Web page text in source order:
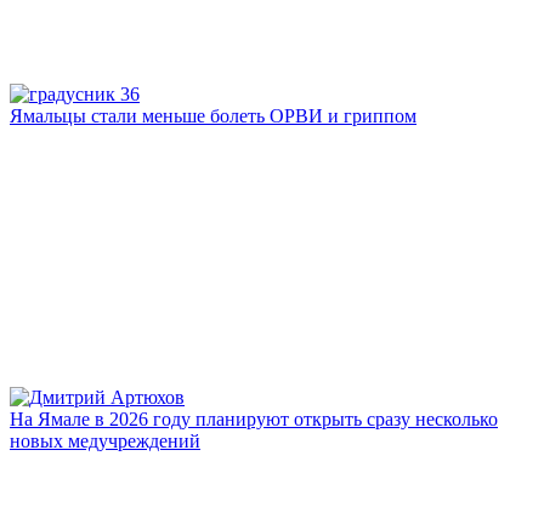
Ямальцы стали меньше болеть ОРВИ и гриппом
На Ямале в 2026 году планируют открыть сразу несколько
новых медучреждений